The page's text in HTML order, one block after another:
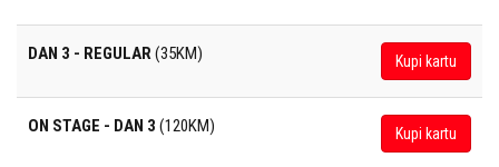
DAN 3 - REGULAR(35KM) Kupi kartu
ON STAGE - DAN 3 (120KM) Kupi kartu